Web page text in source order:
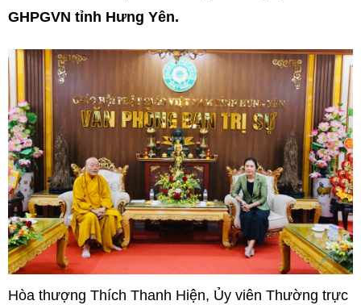
GHPGVN tỉnh Hưng Yên.
Hòa thượng Thích Thanh Hiện, Ủy viên Thường trực